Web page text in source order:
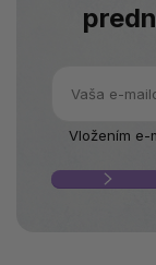
Vložením e-